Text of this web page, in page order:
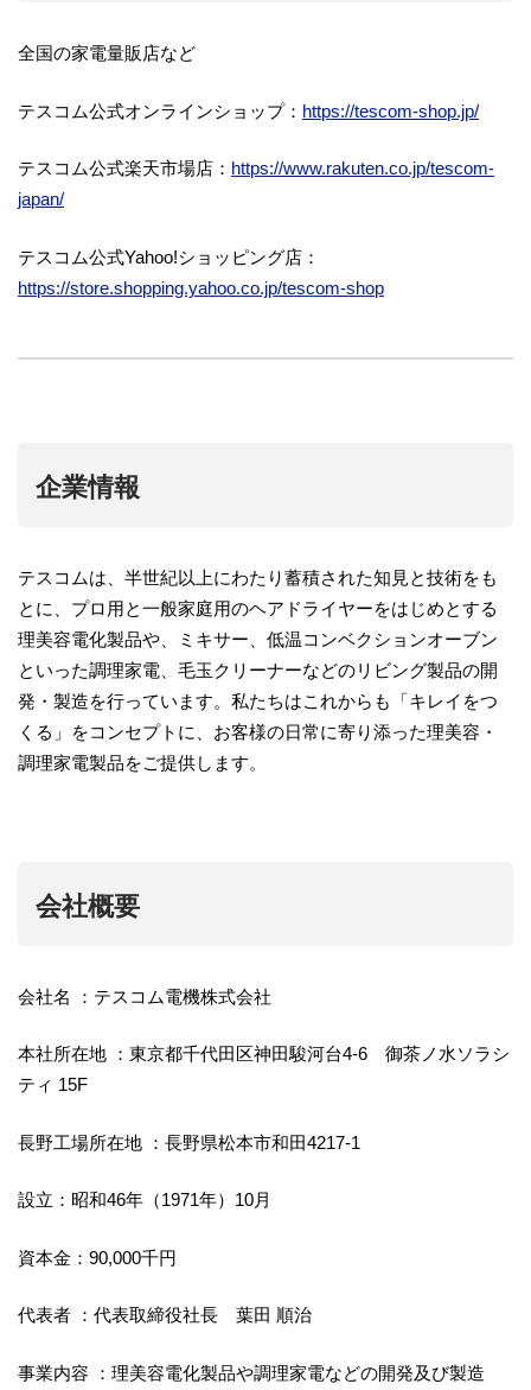
全国の家電量販店など
テスコム公式オンラインショップ： https://tescom-shop.jp/
テスコム公式楽天市場店： https://www.rakuten.co.jp/tescom-
japan/
テスコム公式Yahoo!ショッピング店：
https://store.shopping.yahoo.co.jp/tescom-shop
企業情報
テスコムは、半世紀以上にわたり蓄積された知見と技術をも
とに、プロ用と一般家庭用のヘアドライヤーをはじめとする
理美容電化製品や、ミキサー、低温コンベクションオーブン
といった調理家電、毛玉クリーナーなどのリビング製品の開
発・製造を行っています。私たちはこれからも「キレイをつ
くる」をコンセプトに、お客様の日常に寄り添った理美容・
調理家電製品をご提供します。
会社概要
会社名 ：テスコム電機株式会社
本社所在地 ：東京都千代田区神田駿河台4-6 御茶ノ水ソラシ
ティ 15F
長野工場所在地 ：長野県松本市和田4217-1
設立：昭和46年（1971年）10月
資本金：90,000千円
代表者 ：代表取締役社長 葉田 順治
事業内容 ：理美容電化製品や調理家電などの開発及び製造